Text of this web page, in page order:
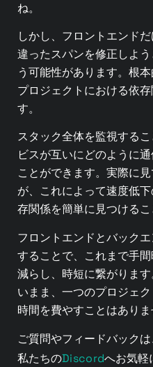
ね。
しかし、フロントエンド
違ったスパンを修正しよ
う可能性があります。 根
プロジェクトにおける依
す。
スタック全体を監視する
ビスが互いにどのように
ことができます。 実際に
が、これによって速度低
存関係を簡単に見つけるこ
フロントエンドとバック
することで、これまで手
減らし、時短に繋がります
いまま、一つのプロジェ
時間を費やすことはありま
ご質問やフィードバックは
私たちのDiscordへお気軽